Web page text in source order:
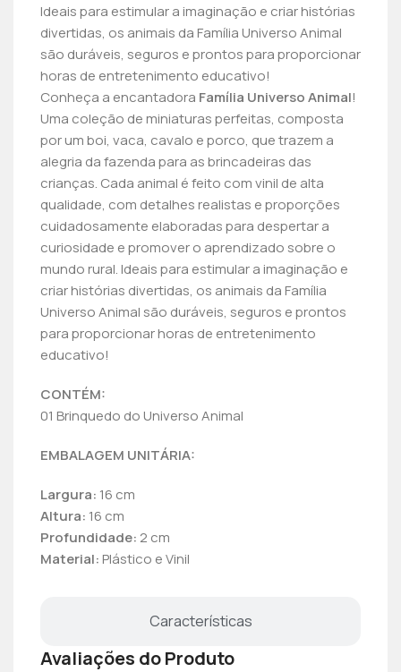
Características
Ideais para estimular a imaginação e criar histórias
divertidas, os animais da Família Universo Animal
são duráveis, seguros e prontos para proporcionar
horas de entretenimento educativo!
Conheça a encantadora Família Universo Animal!
Uma coleção de miniaturas perfeitas, composta
por um boi, vaca, cavalo e porco, que trazem a
alegria da fazenda para as brincadeiras das
crianças. Cada animal é feito com vinil de alta
qualidade, com detalhes realistas e proporções
cuidadosamente elaboradas para despertar a
curiosidade e promover o aprendizado sobre o
mundo rural. Ideais para estimular a imaginação e
criar histórias divertidas, os animais da Família
Universo Animal são duráveis, seguros e prontos
para proporcionar horas de entretenimento
educativo!
CONTÉM:
01 Brinquedo do Universo Animal
EMBALAGEM UNITÁRIA:
Largura: 16 cm
Altura: 16 cm
Profundidade: 2 cm
Material:Plástico e Vinil
Avaliações do Produto